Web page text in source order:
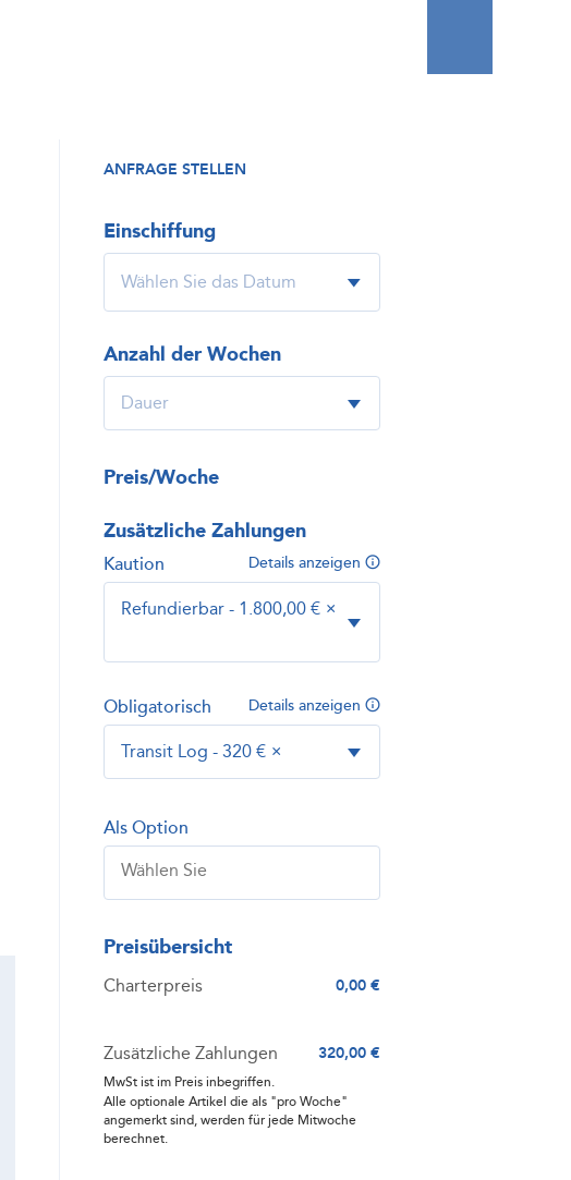
ANFRAGE STELLEN
Einschiffung
Anzahl der Wochen
Preis/Woche
Zusätzliche Zahlungen
Details anzeigen
Kaution
Refundierbar - 1.800,00 € ×
Details anzeigen
Obligatorisch
Transit Log - 320 € ×
Als Option
Preisübersicht
Charterpreis 0,00 €
Zusätzliche Zahlungen 320,00 €
MwSt ist im Preis inbegriffen.
Alle optionale Artikel die als "pro Woche"
angemerkt sind, werden für jede Mitwoche
berechnet.